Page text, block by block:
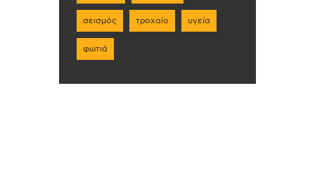
σεισμός τροχαίο υγεία
φωτιά